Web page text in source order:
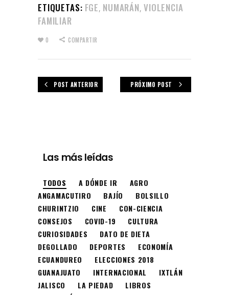
ETIQUETAS: FGE, NUMARÁN,VIOLENCIA
FAMILIAR
0 COMPARTIR
POST ANTERIOR PRÓXIMO POST
Las más leídas
TODOS A DÓNDE IR
AGRO
ANGAMACUTIRO
BAJÍO
BOLSILLO
CHURINTZIO
CINE
CON-CIENCIA
CONSEJOS
COVID-19
CULTURA
CURIOSIDADES
DATO DE DIETA
DEGOLLADO
DEPORTES
ECONOMÍA
ECUANDUREO
ELECCIONES 2018
GUANAJUATO
INTERNACIONAL
IXTLÁN
JALISCO
LA PIEDAD
LIBROS